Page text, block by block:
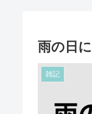
雨の日
雑記